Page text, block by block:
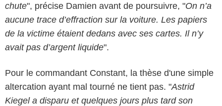
chute", précise Damien avant de poursuivre, "On n’a
aucune trace d’effraction sur la voiture. Les papiers
de la victime étaient dedans avec ses cartes. Il n’y
avait pas d’argent liquide".
Pour le commandant Constant, la thèse d'une simple
altercation ayant mal tourné ne tient pas. "Astrid
Kiegel a disparu et quelques jours plus tard son